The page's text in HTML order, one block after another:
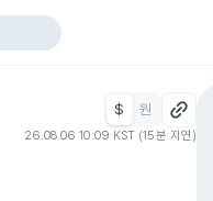
$ 원
26.08.06 10:09 KST (15분 지연)